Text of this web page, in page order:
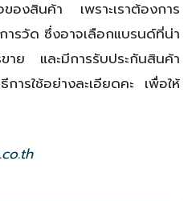
องสินค้า เพราะเราต้องการ
ารวัด ซึ่งอาจเลือกแบรนด์ที่น่า
าย และมีการรับประกันสินค้า
ารใช้อย่างละเอียดคะ เพื่อให้